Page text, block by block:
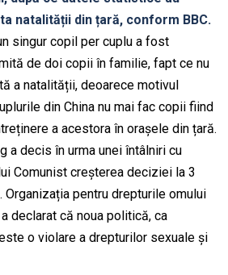
natalității din țară, conform BBC.
singur copil per cuplu a fost
de doi copii în familie, fapt ce nu
a natalității, deoarece motivul
din China nu mai fac copii fiind
a acestora în orașele din țară.
a decis în urma unei întâlniri cu
Comunist creșterea deciziei la 3
pentru drepturile omului
declarat că noua politică, ca
o violare a drepturilor sexuale și